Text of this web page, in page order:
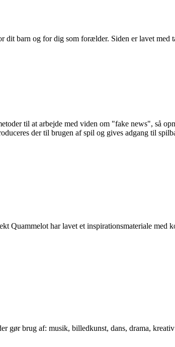
dit barn og for dig som forælder. Siden er lavet med
til at arbejde med viden om "fake news", så
der til brugen af spil og gives adgang til
har lavet et inspirationsmateriale med
gør brug af: musik, billedkunst, dans, drama,